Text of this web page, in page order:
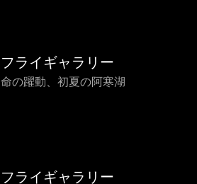
フライギャラリー
命の躍動、初夏の阿寒湖
フライギャラリー